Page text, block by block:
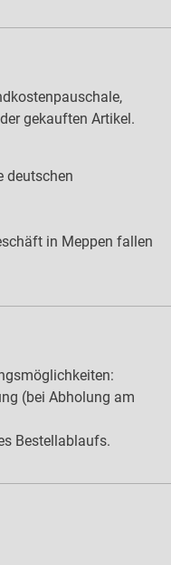
gekauften Artikel.
deutschen
in Meppen fallen
(bei Abholung am
Bestellablaufs.